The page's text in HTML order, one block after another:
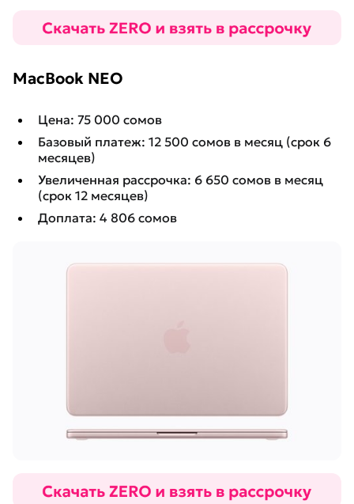
MacBook NEO
Цена: 75 000 сомов
Базовый платеж: 12 500 сомов в месяц (срок 6
месяцев)
Увеличенная рассрочка: 6 650 сомов в месяц
(срок 12 месяцев)
Доплата: 4 806 сомов